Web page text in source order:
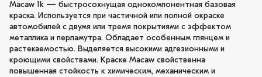
Macaw 1k — быстросохнущая однокомпонентная базовая
краска. Используется при частичной или полной окраске
автомобилей с двумя или тремя покрытиями с эффектом
металлика и перламутра. Обладает особенным глянцем и
растекаемостью. Выделяется высокими адгезионными и
кроющими свойствами. Краске Macaw свойственна
повышенная стойкость к химическим, механическим и